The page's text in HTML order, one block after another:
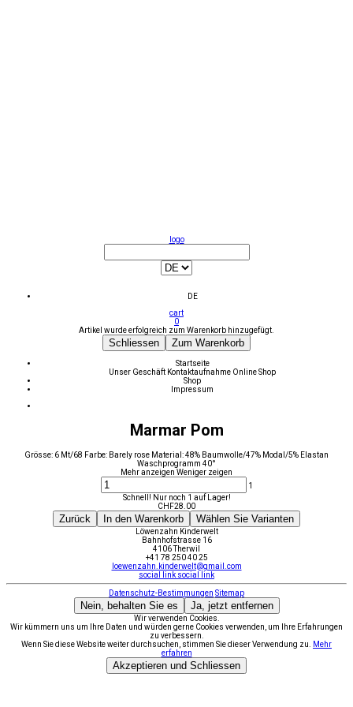
logo
DE
cart
0
Artikel wurde erfolgreich zum Warenkorb hinzugefügt.
Schliessen Zum Warenkorb
Startseite
Unser Geschäft Kontaktaufnahme Online Shop
Shop
Impressum
Marmar Pom
Grösse: 6 Mt/68 Farbe: Barely rose Material: 48% Baumwolle/47% Modal/5% Elastan
Waschprogramm 40°
Mehr anzeigen Weniger zeigen
1
Schnell! Nur noch 1 auf Lager!
CHF28.00
Zurück In den Warenkorb Wählen Sie Varianten
Löwenzahn Kinderwelt
Bahnhofstrasse 16
4106 Therwil
+41 78 250 40 25
loewenzahn.kinderwelt@gmail.com
social link social link
Datenschutz-Bestimmungen Sitemap
Nein, behalten Sie es Ja, jetzt entfernen
Wir verwenden Cookies.
Wir kümmern uns um Ihre Daten und würden gerne Cookies verwenden, um Ihre Erfahrungen
zu verbessern.
Wenn Sie diese Website weiter durchsuchen, stimmen Sie dieser Verwendung zu.
Mehr
erfahren
Akzeptieren und Schliessen